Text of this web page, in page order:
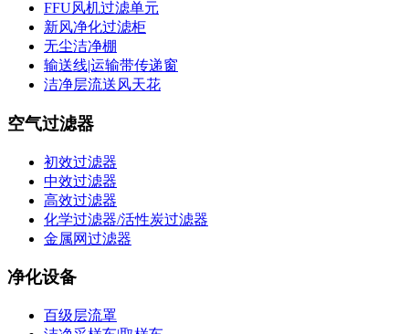
FFU风机过滤单元
新风净化过滤柜
无尘洁净棚
输送线|运输带传递窗
洁净层流送风天花
空气过滤器
初效过滤器
中效过滤器
高效过滤器
化学过滤器/活性炭过滤器
金属网过滤器
净化设备
百级层流罩